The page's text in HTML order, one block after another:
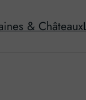
& Châteaux